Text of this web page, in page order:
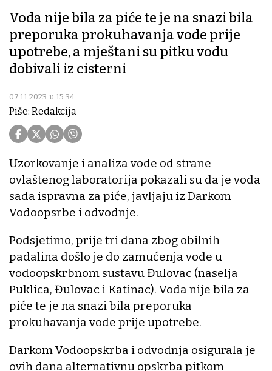
Voda nije bila za piće te je na snazi bila
preporuka prokuhavanja vode prije
upotrebe, a mještani su pitku vodu
dobivali iz cisterni
07.11.2023. u 15:34
Piše: Redakcija
Uzorkovanje i analiza vode od strane
ovlaštenog laboratorija pokazali su da je voda
sada ispravna za piće, javljaju iz Darkom
Vodoopsrbe i odvodnje.
Podsjetimo, prije tri dana zbog obilnih
padalina došlo je do zamućenja vode u
vodoopskrbnom sustavu Đulovac (naselja
Puklica, Đulovac i Katinac). Voda nije bila za
piće te je na snazi bila preporuka
prokuhavanja vode prije upotrebe.
Darkom Vodoopskrba i odvodnja osigurala je
ovih dana alternativnu opskrba pitkom